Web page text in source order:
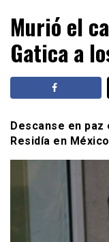
Ooops!
al tanto de las
en un mismo lugar.
Murió el
Gatica a
Descanse en
Residía en México